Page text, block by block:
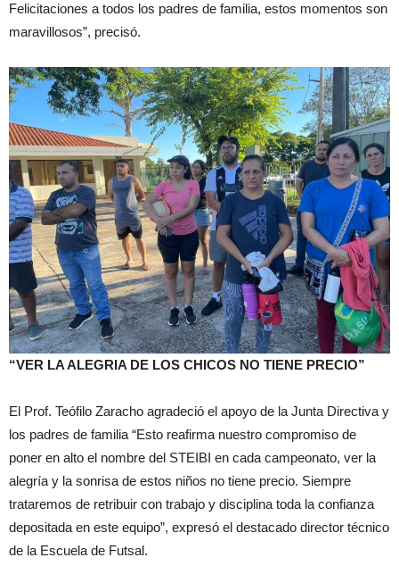
Felicitaciones a todos los padres de familia, estos momentos son
maravillosos”, precisó.
“VER LA ALEGRIA DE LOS CHICOS NO TIENE PRECIO”
El Prof. Teófilo Zaracho agradeció el apoyo de la Junta Directiva y
los padres de familia “Esto reafirma nuestro compromiso de
poner en alto el nombre del STEIBI en cada campeonato, ver la
alegría y la sonrisa de estos niños no tiene precio. Siempre
trataremos de retribuir con trabajo y disciplina toda la confianza
depositada en este equipo”, expresó el destacado director técnico
de la Escuela de Futsal.